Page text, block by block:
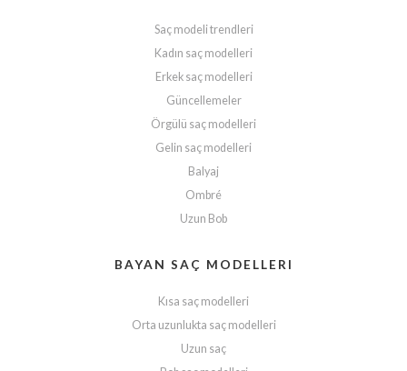
Saç modeli trendleri
Kadın saç modelleri
Erkek saç modelleri
Güncellemeler
Örgülü saç modelleri
Gelin saç modelleri
Balyaj
Ombré
Uzun Bob
BAYAN SAÇ MODELLERI
Kısa saç modelleri
Orta uzunlukta saç modelleri
Uzun saç